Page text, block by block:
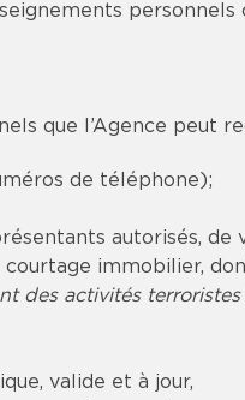
que l’Agence peut
de téléphone);
autorisés,
immobilier,
des activités terroristes
valide et à jour,